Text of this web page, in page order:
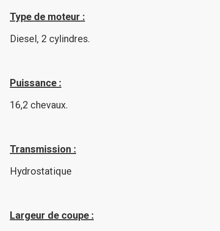
Type de moteur :
Diesel, 2 cylindres.
Puissance :
16,2 chevaux.
Transmission :
Hydrostatique
Largeur de coupe :